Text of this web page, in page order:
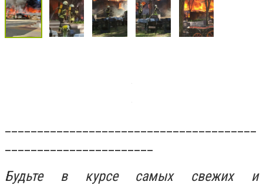
Будьте в курсе самых свежих и